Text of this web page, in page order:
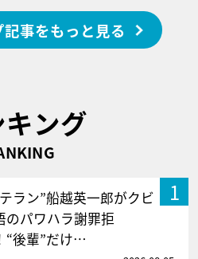
事をもっと見る
ング
1
ラン”船越英一郎がクビ
のパワハラ謝罪拒
“後輩”だけ…